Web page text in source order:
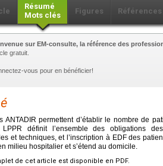
Résumé
Mots clés
Figures Références
sur EM-consulte, la référence des
gratuit.
vous pour en bénéficier!
ANTADIR permettent d’établir le nombre de
définit l’ensemble des obligations
et techniques, et l’inscription à EDF des
milieu hospitalier et s’étend au domicile.
de cet article est disponible en PDF.